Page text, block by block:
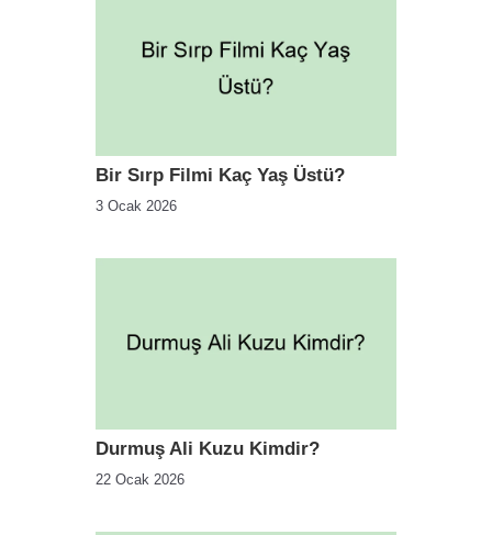
Bir Sırp Filmi Kaç Yaş Üstü?
3 Ocak 2026
Durmuş Ali Kuzu Kimdir?
22 Ocak 2026